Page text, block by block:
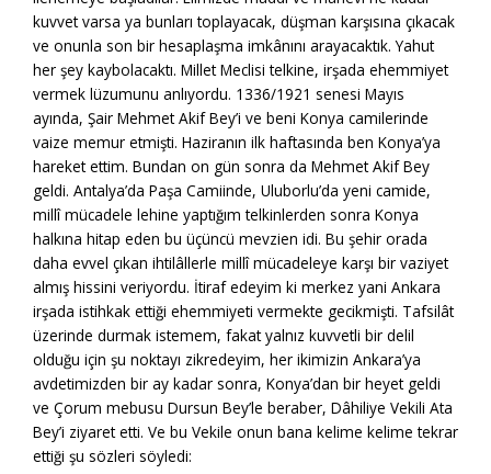
kuvvet varsa ya bunları toplayacak, düşman karşısına çıkacak
ve onunla son bir hesaplaşma imkânını arayacaktık. Yahut
her şey kaybolacaktı. Millet Meclisi telkine, irşada ehemmiyet
vermek lüzumunu anlıyordu. 1336/1921 senesi Mayıs
ayında, Şair Mehmet Akif Bey’i ve beni Konya camilerinde
vaize memur etmişti. Haziranın ilk haftasında ben Konya’ya
hareket ettim. Bundan on gün sonra da Mehmet Akif Bey
geldi. Antalya’da Paşa Camiinde, Uluborlu’da yeni camide,
millî mücadele lehine yaptığım telkinlerden sonra Konya
halkına hitap eden bu üçüncü mevzien idi. Bu şehir orada
daha evvel çıkan ihtilâllerle millî mücadeleye karşı bir vaziyet
almış hissini veriyordu. İtiraf edeyim ki merkez yani Ankara
irşada istihkak ettiği ehemmiyeti vermekte gecikmişti. Tafsilât
üzerinde durmak istemem, fakat yalnız kuvvetli bir delil
olduğu için şu noktayı zikredeyim, her ikimizin Ankara’ya
avdetimizden bir ay kadar sonra, Konya’dan bir heyet geldi
ve Çorum mebusu Dursun Bey’le beraber, Dâhiliye Vekili Ata
Bey’i ziyaret etti. Ve bu Vekile onun bana kelime kelime tekrar
ettiği şu sözleri söyledi: